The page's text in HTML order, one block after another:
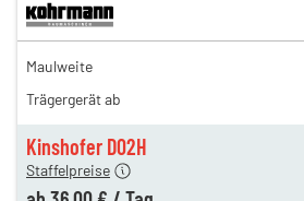
Kinshofer D02H
61,00 €
49,00 €
42,00 €
Staffelpreise
12,00 €
Maulweite
Trägergerät ab